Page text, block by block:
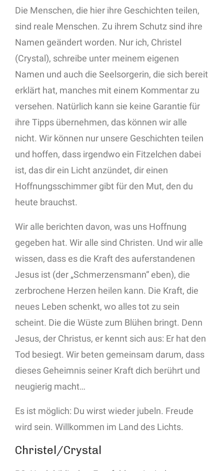
Die Menschen, die hier ihre Geschichten teilen,
sind reale Menschen. Zu ihrem Schutz sind ihre
Namen geändert worden. Nur ich, Christel
(Crystal), schreibe unter meinem eigenen
Namen und auch die Seelsorgerin, die sich bereit
erklärt hat, manches mit einem Kommentar zu
versehen. Natürlich kann sie keine Garantie für
ihre Tipps übernehmen, das können wir alle
nicht. Wir können nur unsere Geschichten teilen
und hoffen, dass irgendwo ein Fitzelchen dabei
ist, das dir ein Licht anzündet, dir einen
Hoffnungsschimmer gibt für den Mut, den du
heute brauchst.
Wir alle berichten davon, was uns Hoffnung
gegeben hat. Wir alle sind Christen. Und wir alle
wissen, dass es die Kraft des auferstandenen
Jesus ist (der „Schmerzensmann“ eben), die
zerbrochene Herzen heilen kann. Die Kraft, die
neues Leben schenkt, wo alles tot zu sein
scheint. Die die Wüste zum Blühen bringt. Denn
Jesus, der Christus, er kennt sich aus: Er hat den
Tod besiegt. Wir beten gemeinsam darum, dass
dieses Geheimnis seiner Kraft dich berührt und
neugierig macht…
Es ist möglich: Du wirst wieder jubeln. Freude
wird sein. Willkommen im Land des Lichts.
Christel/Crystal